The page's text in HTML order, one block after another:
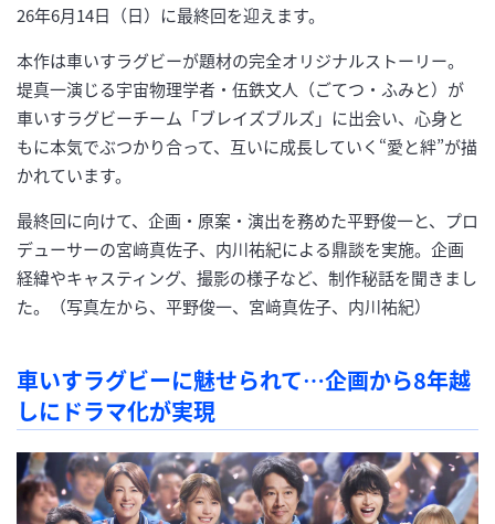
26年6月14日（日）に最終回を迎えます。
本作は車いすラグビーが題材の完全オリジナルストーリー。
堤真一演じる宇宙物理学者・伍鉄文人（ごてつ・ふみと）が
車いすラグビーチーム「ブレイズブルズ」に出会い、心身と
もに本気でぶつかり合って、互いに成長していく“愛と絆”が描
かれています。
最終回に向けて、企画・原案・演出を務めた平野俊一と、プロ
デューサーの宮﨑真佐子、内川祐紀による鼎談を実施。企画
経緯やキャスティング、撮影の様子など、制作秘話を聞きまし
た。（写真左から、平野俊一、宮﨑真佐子、内川祐紀）
車いすラグビーに魅せられて…企画から8年越
しにドラマ化が実現